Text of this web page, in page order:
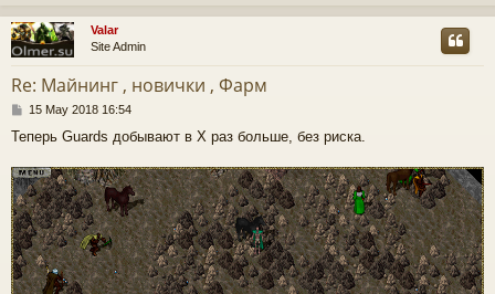
Valar
Site Admin
Re: Майнинг , новички , Фарм
P
s
15 May 2018 16:54
Теперь Guards добывают в Х раз больше, без риска.